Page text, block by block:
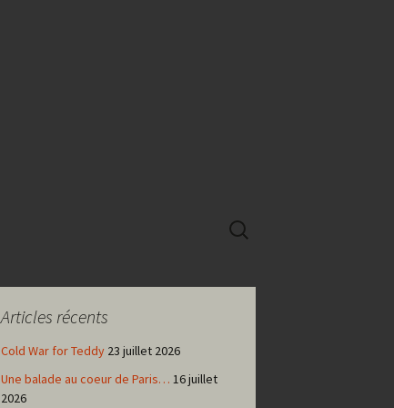
Rechercher :
Articles récents
Cold War for Teddy 23 juillet 2026
Une balade au coeur de Paris… 16 juillet
2026